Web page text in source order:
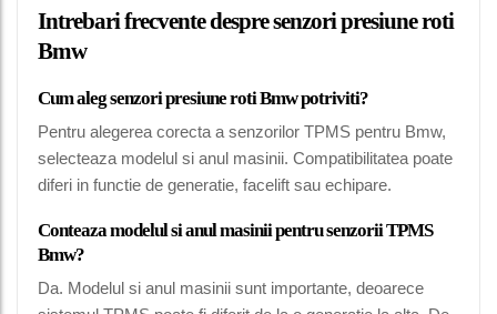
Intrebari frecvente despre senzori presiune roti
Bmw
Cum aleg senzori presiune roti Bmw potriviti?
Pentru alegerea corecta a senzorilor TPMS pentru Bmw,
selecteaza modelul si anul masinii. Compatibilitatea poate
diferi in functie de generatie, facelift sau echipare.
Conteaza modelul si anul masinii pentru senzorii TPMS
Bmw?
Da. Modelul si anul masinii sunt importante, deoarece